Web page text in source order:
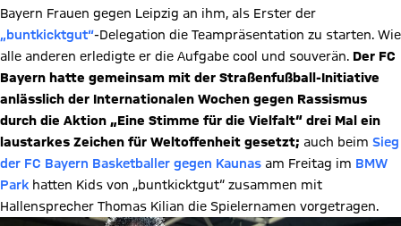
Bayern Frauen gegen Leipzig an ihm, als Erster der
„buntkicktgut“-Delegation die Teampräsentation zu starten. Wie
alle anderen erledigte er die Aufgabe cool und souverän. Der FC
Bayern hatte gemeinsam mit der Straßenfußball-Initiative
anlässlich der Internationalen Wochen gegen Rassismus
durch die Aktion „Eine Stimme für die Vielfalt“ drei Mal ein
laustarkes Zeichen für Weltoffenheit gesetzt; auch beim Sieg
der FC Bayern Basketballer gegen Kaunas am Freitag im BMW
Park hatten Kids von „buntkicktgut“ zusammen mit
Hallensprecher Thomas Kilian die Spielernamen vorgetragen.